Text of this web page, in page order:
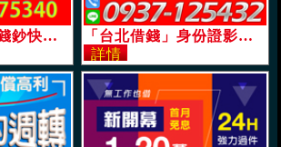
「台北借錢」借錢鈔快息低保密，60天可繳清另有期繳，3萬實拿28000日繳500起，9萬實拿84000日繳1500起「即樂貸」 「台北借錢」身份證影印本借錢，本息攤還，本金3000利息100，6萬內，月付3100起可分20期攤還「即樂貸」